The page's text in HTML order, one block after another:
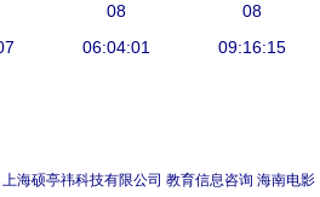
新篇章
08
06:04:01
转化率不再
是难题
08
09:16:15
上海硕亭祎科技有限公司 教育信息咨询 海南电影